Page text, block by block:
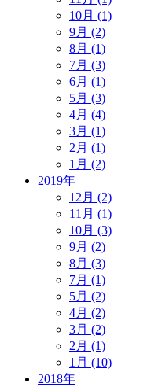
10月 (1)
9月 (2)
8月 (1)
7月 (3)
6月 (1)
5月 (3)
4月 (4)
3月 (1)
2月 (1)
1月 (2)
2019年
12月 (2)
11月 (1)
10月 (3)
9月 (2)
8月 (3)
7月 (1)
5月 (2)
4月 (2)
3月 (2)
2月 (1)
1月 (10)
2018年